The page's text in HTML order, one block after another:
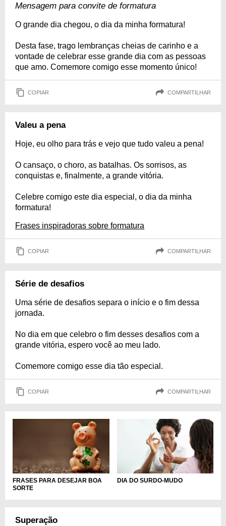
Mensagem para convite de formatura
O grande dia chegou, o dia da minha formatura!
Desta fase, trago lembranças cheias de carinho e a
vontade de celebrar esse grande dia com as pessoas
que amo. Comemore comigo esse momento único!
COPIAR COMPARTILHAR
Valeu a pena
Hoje, eu olho para trás e vejo que tudo valeu a pena!
O cansaço, o choro, as batalhas. Os sorrisos, as
conquistas e, finalmente, a grande vitória.
Celebre comigo este dia especial, o dia da minha
formatura!
Frases inspiradoras sobre formatura
COPIAR COMPARTILHAR
Série de desafios
Uma série de desafios separa o início e o fim dessa
jornada.
No dia em que celebro o fim desses desafios com a
grande vitória, espero você ao meu lado.
Comemore comigo esse dia tão especial.
COPIAR COMPARTILHAR
FRASES PARA DESEJAR BOA
SORTE
DIA DO SURDO-MUDO
Superação